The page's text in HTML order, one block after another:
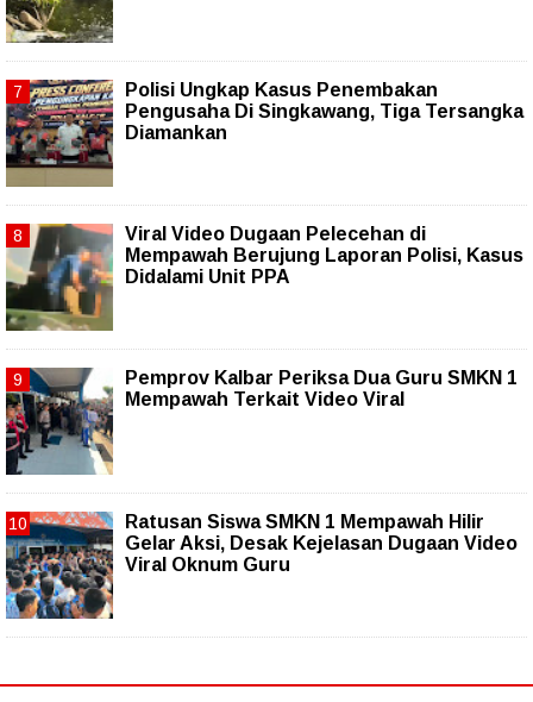
Polisi Ungkap Kasus Penembakan
Pengusaha Di Singkawang, Tiga Tersangka
Diamankan
Viral Video Dugaan Pelecehan di
Mempawah Berujung Laporan Polisi, Kasus
Didalami Unit PPA
Pemprov Kalbar Periksa Dua Guru SMKN 1
Mempawah Terkait Video Viral
Ratusan Siswa SMKN 1 Mempawah Hilir
Gelar Aksi, Desak Kejelasan Dugaan Video
Viral Oknum Guru